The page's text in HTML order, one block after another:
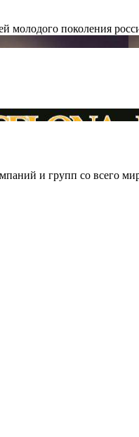
молодого поколения
и групп со всего